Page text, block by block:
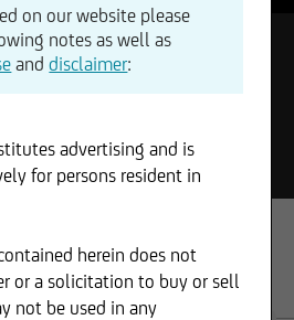
on our website please
notes as well as
anddisclaimer:
advertising and is
for persons resident in
herein does not
or a solicitation to buy or sell
not be used in any